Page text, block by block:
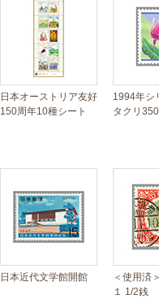
日本オーストリア友好
150周年10種シート
1994年
タクリ
日本近代文学館開館
＜使用済
１ 1/2銭